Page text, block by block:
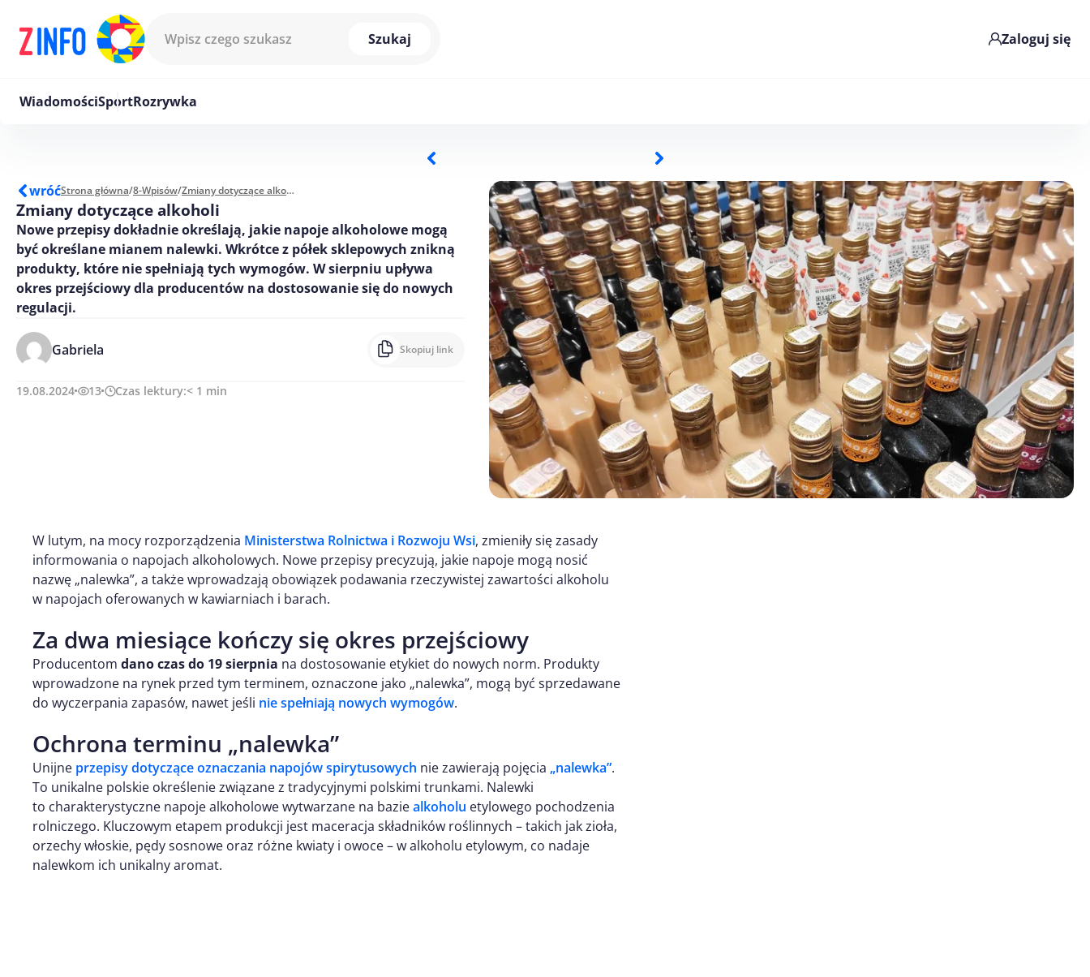
Szukaj
Zaloguj się
WiadomościSportRozrywka
wróćStrona główna/8-Wpisów/ Zmiany dotyczące alkoholi
Zmiany dotyczące alkoholi
Nowe przepisy dokładnie określają, jakie napoje alkoholowe mogą
być określane mianem nalewki. Wkrótce z półek sklepowych znikną
produkty, które nie spełniają tych wymogów. W sierpniu upływa
okres przejściowy dla producentów na dostosowanie się do nowych
regulacji.
Gabriela Skopiuj link
19.08.2024 13 Czas lektury:< 1 min
W lutym, na mocy rozporządzenia Ministerstwa Rolnictwa i Rozwoju Wsi, zmieniły się zasady
informowania o napojach alkoholowych. Nowe przepisy precyzują, jakie napoje mogą nosić
nazwę „nalewka”, a także wprowadzają obowiązek podawania rzeczywistej zawartości alkoholu
w napojach oferowanych w kawiarniach i barach.
Za dwa miesiące kończy się okres przejściowy
Producentom dano czas do 19 sierpnia na dostosowanie etykiet do nowych norm. Produkty
wprowadzone na rynek przed tym terminem, oznaczone jako „nalewka”, mogą być sprzedawane
do wyczerpania zapasów, nawet jeśli nie spełniają nowych wymogów.
Ochrona terminu „nalewka”
Unijne przepisy dotyczące oznaczania napojów spirytusowych nie zawierają pojęcia „nalewka”.
To unikalne polskie określenie związane z tradycyjnymi polskimi trunkami. Nalewki
to charakterystyczne napoje alkoholowe wytwarzane na baziealkoholu etylowego pochodzenia
rolniczego. Kluczowym etapem produkcji jest maceracja składników roślinnych – takich jak zioła,
orzechy włoskie, pędy sosnowe oraz różne kwiaty i owoce – w alkoholu etylowym, co nadaje
nalewkom ich unikalny aromat.